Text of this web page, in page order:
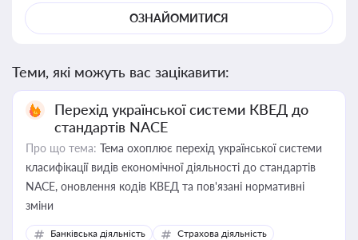
ОЗНАЙОМИТИСЯ
Теми, які можуть вас зацікавити:
Перехід української системи КВЕД до
стандартів NACE
Про що тема: Тема охоплює перехід української системи
класифікації видів економічної діяльності до стандартів
NACE, оновлення кодів КВЕД та пов'язані нормативні
зміни
Банківська діяльність
Страхова діяльність